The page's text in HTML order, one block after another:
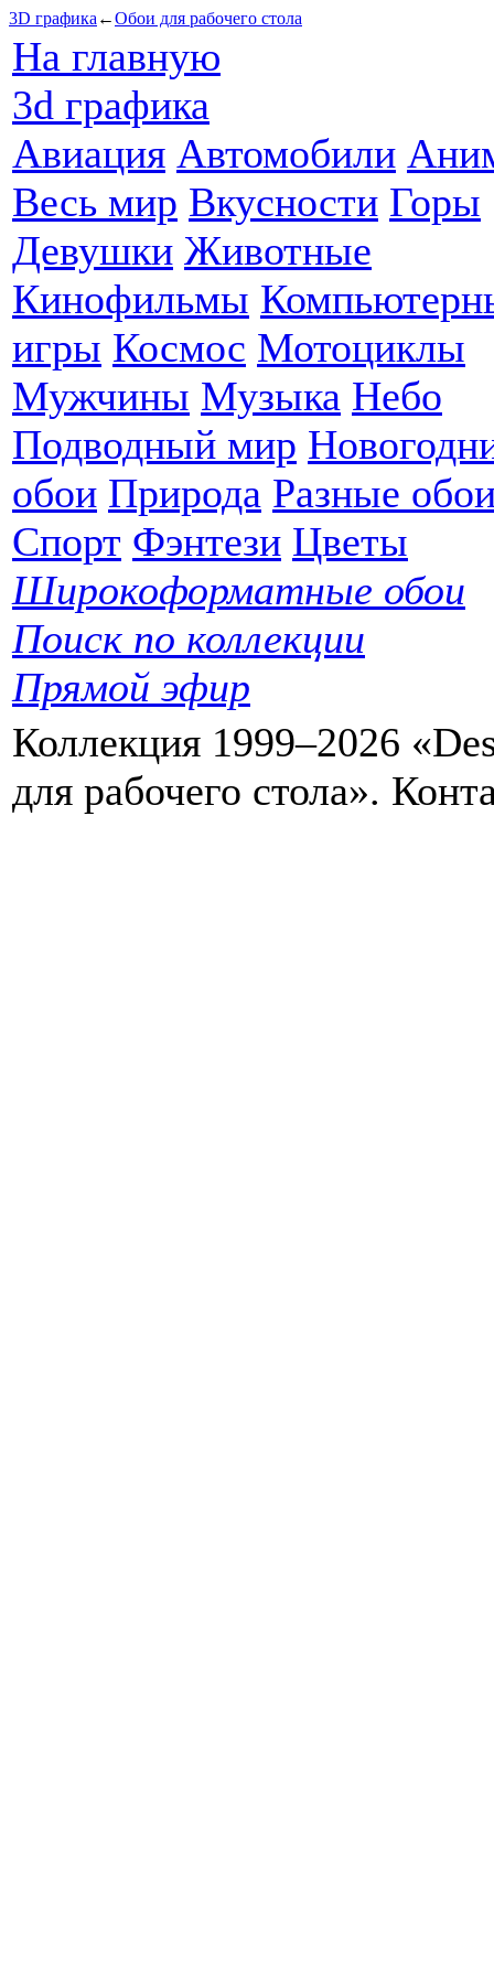
3D графика ←Обои для рабочего стола
На главную
3d графика
Авиация Автомобили
Весь мир Вкусности Горы
Девушки Животные
Кинофильмы
игры Космос Мотоциклы
Мужчины Музыка Небо
Подводный мир
обои Природа Разные
Спорт Фэнтези Цветы
Широкоформатные обои
Поиск по коллекции
Прямой эфир
Коллекция 1999–2026
для рабочего стола».